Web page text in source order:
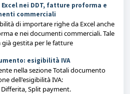
nei DDT, fatture proforma e
commerciali
di importare righe da Excel anche
e nei documenti commerciali. Tale
già gestita per le fatture
esigibilità IVA
nella sezione Totali documento
dell'esigibilità IVA:
Split payment.